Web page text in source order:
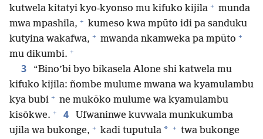
kutwela kitatyi kyo-kyonso mu kifuko kijila + munda
mwa mpashila, + kumeso kwa mpūto idi pa sanduku
kutyina wakafwa, + mwanda nkamweka pa mpūto +
mu dikumbi. +
3
“Bino’bi byo bikasela Alone shi katwela mu
kifuko kijila: ñombe mulume mwana wa kyamulambu
kya bubi + ne mukōko mulume wa kyamulambu
kisōkwe. + 4
Ufwaninwe kuvwala munkukumba
ujila wa bukonge, + kadi tuputula * + twa bukonge